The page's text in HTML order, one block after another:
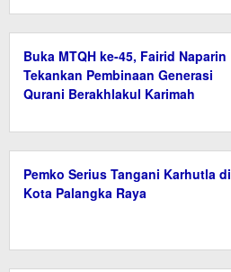
Buka MTQH ke-45, Fairid Naparin
Tekankan Pembinaan Generasi
Qurani Berakhlakul Karimah
Pemko Serius Tangani Karhutla di
Kota Palangka Raya